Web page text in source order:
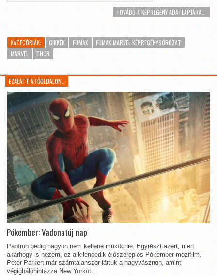
TOVÁBB A KÉPREGÉNY ADATLAPJÁRA...
KATEGÓRIÁK: CIKKEK FUMAX
FUMAX MARVEL KÉPREGÉNYSOROZAT
MARVEL
THOR
EZALATT A FŐOLDALON…
Pókember: Vadonatúj nap
Papíron pedig nagyon nem kellene működnie. Egyrészt azért, mert
akárhogy is nézem, ez a kilencedik élőszereplős Pókember mozifilm.
Peter Parkert már számtalanszor láttuk a nagyvásznon, amint
végighálóhintázza New Yorkot...